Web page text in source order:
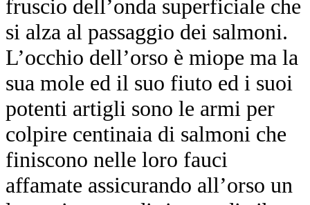
fruscio dell’onda superficiale che
si alza al passaggio dei salmoni.
L’occhio dell’orso è miope ma la
sua mole ed il suo fiuto ed i suoi
potenti artigli sono le armi per
colpire centinaia di salmoni che
finiscono nelle loro fauci
affamate assicurando all’orso un